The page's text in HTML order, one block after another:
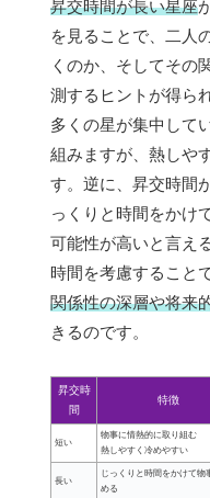
昇交時間が長い星座
を見ることで、二人
くのか、そしてその
測するヒントが得ら
多くの星が集中して
組みますが、熱しや
す。逆に、昇交時間
っくりと時間をかけ
可能性が高いと言え
時間を考慮すること
関係性の深層や将来
きるのです。
昇交時
間
特徴
短い
物事に情熱的に取り組む
熱しやすく冷めやすい
長い
じっくりと時間をかけて物
める